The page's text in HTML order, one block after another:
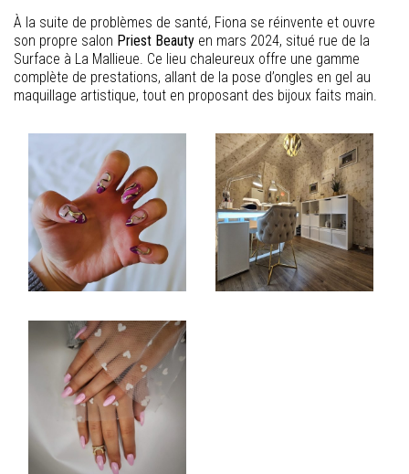
À la suite de problèmes de santé, Fiona se réinvente et ouvre
son propre salon Priest Beauty en mars 2024, situé rue de la
Surface à La Mallieue. Ce lieu chaleureux offre une gamme
complète de prestations, allant de la pose d’ongles en gel au
maquillage artistique, tout en proposant des bijoux faits main.